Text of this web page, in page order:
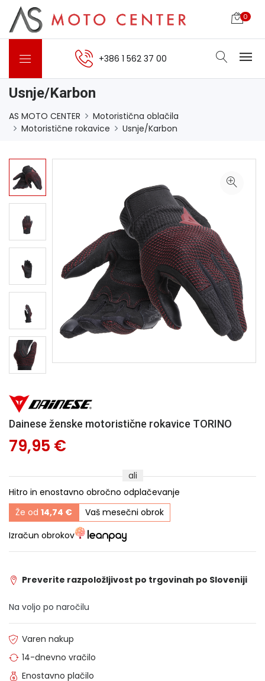
0
+386 1 562 37 00
Usnje/Karbon
AS MOTO CENTER
Motoristična oblačila
Motoristične rokavice
Usnje/Karbon
Dainese ženske motoristične rokavice TORINO
79,95 €
ali
Hitro in enostavno obročno odplačevanje
Že od 14,74 €
Vaš mesečni obrok
Izračun obrokov
Preverite razpoložljivost po trgovinah po Sloveniji
Na voljo po naročilu
Varen nakup
14-dnevno vračilo
Enostavno plačilo